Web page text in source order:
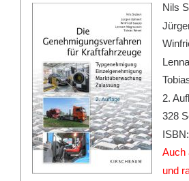
Nils
2.
328
Auch
und